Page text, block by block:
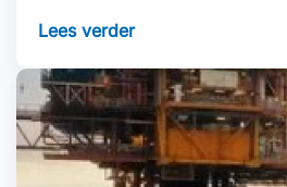
Lees verder